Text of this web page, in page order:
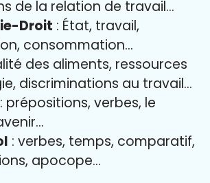
de la relation de travail…
Droit : État, travail,
consommation…
des aliments, ressources
discriminations au travail…
: prépositions, verbes, le
: verbes, temps, comparatif,
apocope…